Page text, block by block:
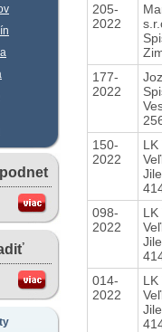
205-
2022
177-
2022
150-
2022
LK
098-
2022
LK
014-
2022
LK